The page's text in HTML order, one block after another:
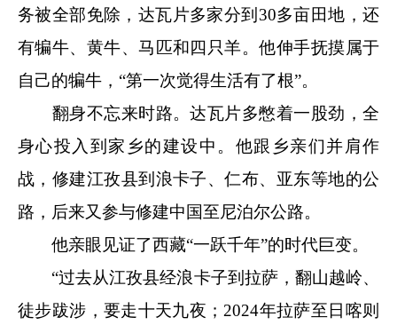
务被全部免除，达瓦片多家分到30多亩田地，还
有犏牛、黄牛、马匹和四只羊。他伸手抚摸属于
自己的犏牛，“第一次觉得生活有了根”。
翻身不忘来时路。达瓦片多憋着一股劲，全
身心投入到家乡的建设中。他跟乡亲们并肩作
战，修建江孜县到浪卡子、仁布、亚东等地的公
路，后来又参与修建中国至尼泊尔公路。
他亲眼见证了西藏“一跃千年”的时代巨变。
“过去从江孜县经浪卡子到拉萨，翻山越岭、
徒步跋涉，要走十天九夜；2024年拉萨至日喀则